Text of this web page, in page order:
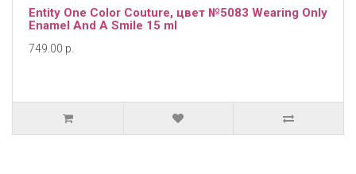
Entity One Color Couture, цвет №5083 Wearing Only
Enamel And A Smile 15 ml
749.00 р.